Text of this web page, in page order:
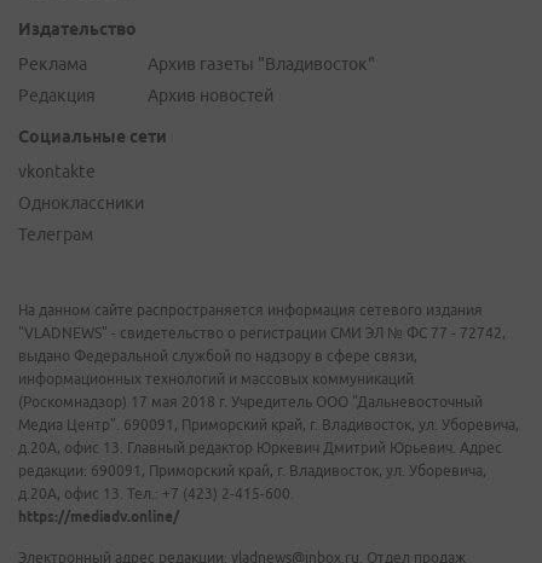
Издательство
Реклама
Редакция
Архив газеты "Владивосток"
Архив новостей
Социальные сети
vkontakte
Одноклассники
Телеграм
На данном сайте распространяется информация сетевого издания
"VLADNEWS" - свидетельство о регистрации СМИ ЭЛ № ФС 77 - 72742,
выдано Федеральной службой по надзору в сфере связи,
информационных технологий и массовых коммуникаций
(Роскомнадзор) 17 мая 2018 г. Учредитель ООО "Дальневосточный
Медиа Центр". 690091, Приморский край, г. Владивосток, ул. Уборевича,
д.20А, офис 13. Главный редактор Юркевич Дмитрий Юрьевич. Адрес
редакции: 690091, Приморский край, г. Владивосток, ул. Уборевича,
д.20А, офис 13. Тел.: +7 (423) 2-415-600.
https://mediadv.online/
Электронный адрес редакции: vladnews@inbox.ru. Отдел продаж